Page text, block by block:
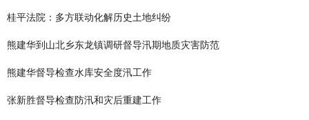
桂平法院：多方联动化解历史土地纠纷
熊建华到山北乡东龙镇调研督导汛期地质灾害防范
熊建华督导检查水库安全度汛工作
张新胜督导检查防汛和灾后重建工作